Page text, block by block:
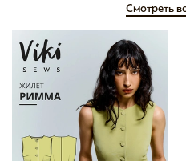
Смотреть